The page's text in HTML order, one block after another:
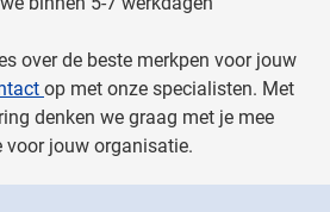
over de beste merkpen voor jouw
op met onze specialisten. Met
denken we graag met je mee
voor jouw organisatie.